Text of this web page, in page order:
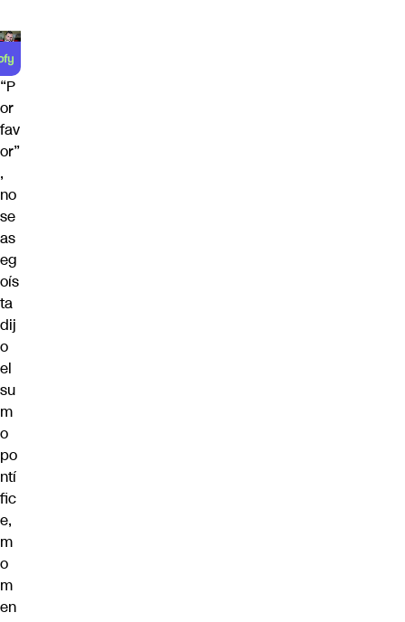
“P
or
fav
or”
,
no
se
as
eg
oís
ta
dij
o
el
su
m
o
po
ntí
fic
e,
m
o
m
en